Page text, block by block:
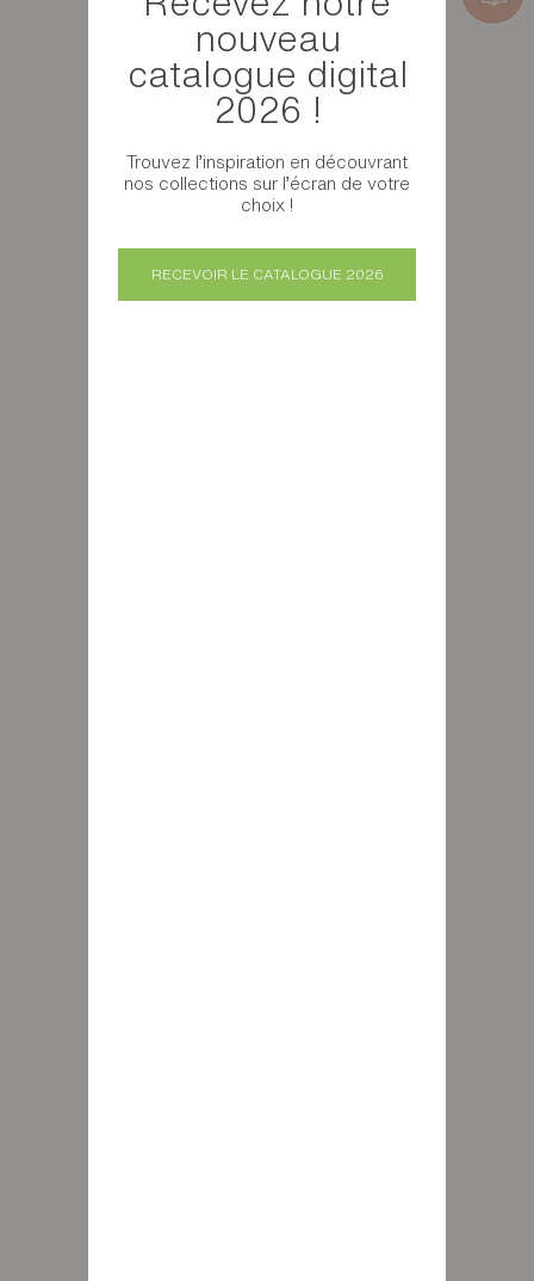
nouveau
catalogue digital
2026 !
Trouvez l’inspiration en découvrant
nos collections sur l’écran de votre
choix !
RECEVOIR LE CATALOGUE 2026